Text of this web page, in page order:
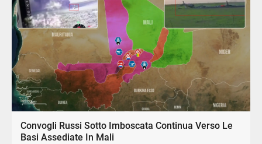
Convogli Russi Sotto Imboscata Continua Verso Le
Basi Assediate In Mali